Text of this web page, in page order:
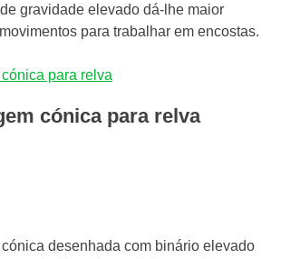
gravidade elevado dá-lhe maior
para trabalhar em encostas.
para relva
cónica para relva
desenhada com binário elevado